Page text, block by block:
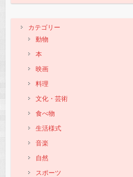
カテゴリー
動物
本
映画
料理
文化・芸術
食べ物
生活様式
音楽
自然
スポーツ